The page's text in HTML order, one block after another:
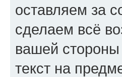
оставляем за
сделаем всё
вашей
текст на